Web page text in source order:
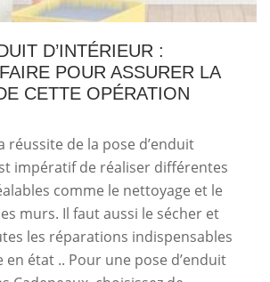
D’INTÉRIEUR :
POUR ASSURER LA
CETTE OPÉRATION
réussite de la pose d’enduit
impératif de réaliser différentes
comme le nettoyage et le
murs. Il faut aussi le sécher et
les réparations indispensables
en état .. Pour une pose d’enduit